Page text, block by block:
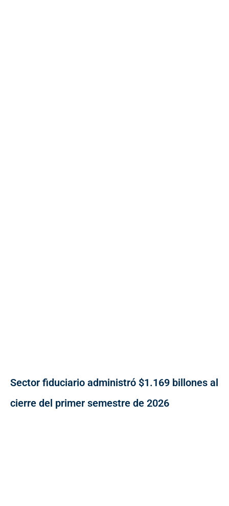
Sector fiduciario administró $1.169 billones al
cierre del primer semestre de 2026